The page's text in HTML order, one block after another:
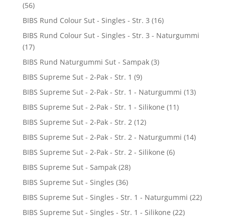
(56)
BIBS Rund Colour Sut - Singles - Str. 3 (16)
BIBS Rund Colour Sut - Singles - Str. 3 - Naturgummi
(17)
BIBS Rund Naturgummi Sut - Sampak (3)
BIBS Supreme Sut - 2-Pak - Str. 1 (9)
BIBS Supreme Sut - 2-Pak - Str. 1 - Naturgummi (13)
BIBS Supreme Sut - 2-Pak - Str. 1 - Silikone (11)
BIBS Supreme Sut - 2-Pak - Str. 2 (12)
BIBS Supreme Sut - 2-Pak - Str. 2 - Naturgummi (14)
BIBS Supreme Sut - 2-Pak - Str. 2 - Silikone (6)
BIBS Supreme Sut - Sampak (28)
BIBS Supreme Sut - Singles (36)
BIBS Supreme Sut - Singles - Str. 1 - Naturgummi (22)
BIBS Supreme Sut - Singles - Str. 1 - Silikone (22)